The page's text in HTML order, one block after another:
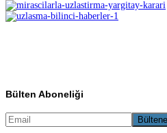
Bülten Aboneliği